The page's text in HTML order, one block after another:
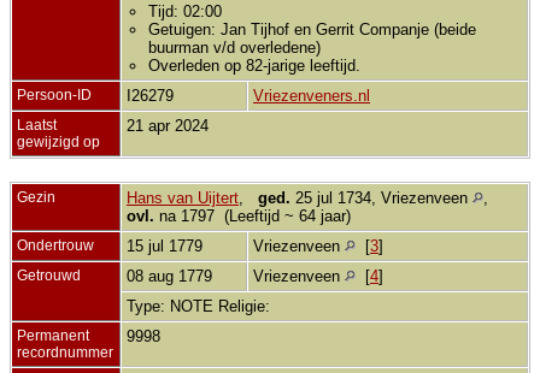
Tijd: 02:00
Getuigen: Jan Tijhof en Gerrit Companje (beide
buurman v/d overledene)
Overleden op 82-jarige leeftijd.
Persoon-ID I26279 Vriezenveners.nl
Laatst
gewijzigd op
21 apr 2024
Gezin Hans van Uijtert ged. 25 jul 1734, Vriezenveen
ovl. na 1797 (Leeftijd ~ 64 jaar)
Ondertrouw 15 jul 1779 Vriezenveen [3]
Getrouwd 08 aug 1779 Vriezenveen [4]
Type: NOTE Religie:
Permanent
recordnummer
9998